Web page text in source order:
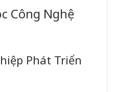
Công Nghệ
Phát Triển